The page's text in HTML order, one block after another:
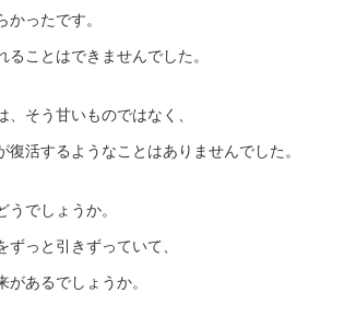
かったです。
ることはできませんでした。
、そう甘いものではなく、
復活するようなことはありませんでした。
うでしょうか。
ずっと引きずっていて、
があるでしょうか。